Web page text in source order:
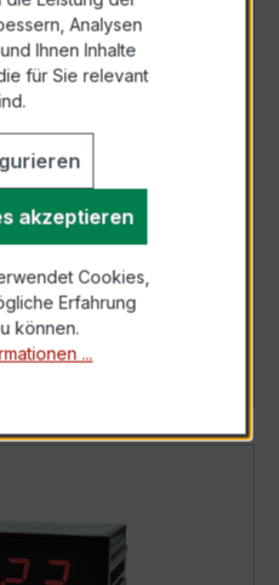
Analysen
Ihnen Inhalte
für Sie relevant
akzeptieren
Cookies,
Erfahrung
können.
...